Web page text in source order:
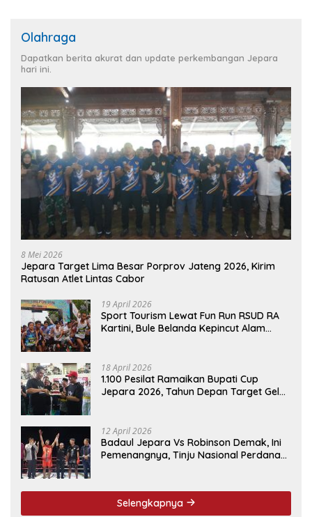
Olahraga
Dapatkan berita akurat dan update perkembangan Jepara
hari ini.
8 Mei 2026
Jepara Target Lima Besar Porprov Jateng 2026, Kirim
Ratusan Atlet Lintas Cabor
19 April 2026
Sport Tourism Lewat Fun Run RSUD RA
Kartini, Bule Belanda Kepincut Alam
18 April 2026
1.100 Pesilat Ramaikan Bupati Cup
Jepara 2026, Tahun Depan Target Gelar
12 April 2026
Badaul Jepara Vs Robinson Demak, Ini
Pemenangnya, Tinju Nasional Perdana
Selengkapnya